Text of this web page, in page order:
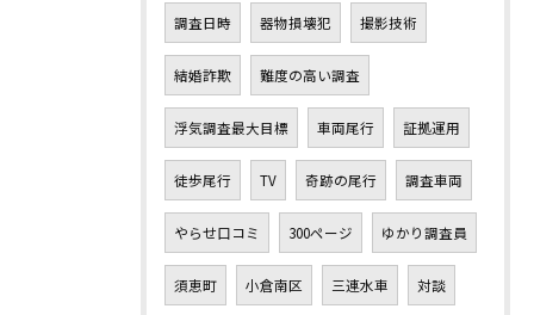
調査日時 器物損壊犯 撮影技術
結婚詐欺 難度の高い調査
浮気調査最大目標 車両尾行 証拠運用
徒歩尾行 TV 奇跡の尾行 調査車両
やらせ口コミ 300ページ ゆかり調査員
須恵町 小倉南区 三連水車 対談